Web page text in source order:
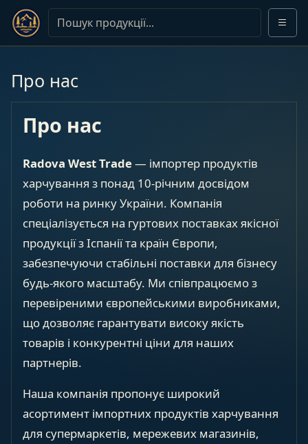
Про нас
Про нас
Radova West Trade— імпортер продуктів
харчування з понад 10-річним досвідом
роботи на ринку України. Компанія
спеціалізується на гуртових поставках якісної
продукції з Іспанії та країн Європи,
забезпечуючи стабільні поставки для бізнесу
будь-якого масштабу. Ми співпрацюємо з
перевіреними європейськими виробниками,
що дозволяє гарантувати високу якість
товарів і конкурентні ціни для наших
партнерів.
Наша компанія пропонує широкий
асортимент імпортних продуктів харчування
для супермаркетів, мережевих магазинів,